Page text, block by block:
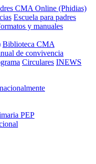
CMA Online (Phidias)
Escuela para padres
y manuales
Biblioteca CMA
de convivencia
Circulares INEWS
PEP